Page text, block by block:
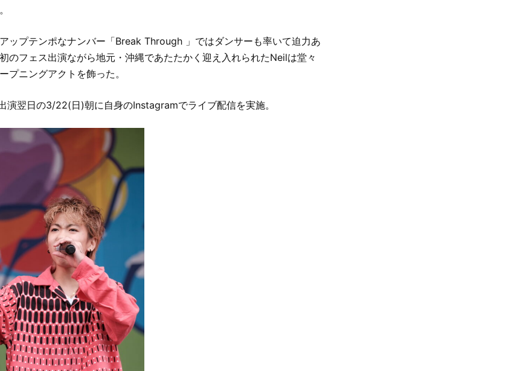
ップテンポなナンバー「Break Through 」ではダンサーも率いて迫力あ
のフェス出演ながら地元・沖縄であたたかく迎え入れられたNeilは堂々
プニングアクトを飾った。
演翌日の3/22(日)朝に自身のInstagramでライブ配信を実施。